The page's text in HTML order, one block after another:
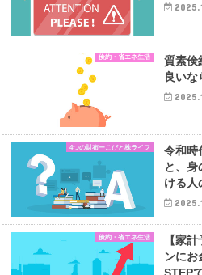
倹約・省エネ生活
質素倹
良いな
4つの財布ーこびと株ライフ
令和時
と、身
ける人
倹約・省エネ生活
【家
ンにお